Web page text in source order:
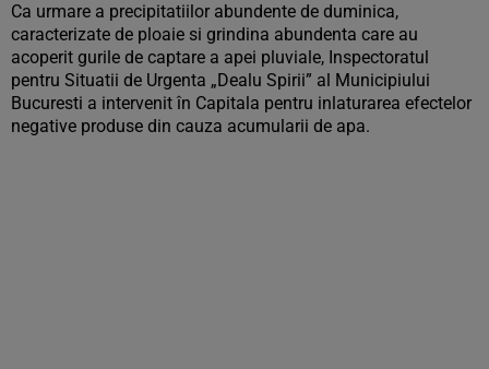
Ca urmare a precipitatiilor abundente de duminica,
caracterizate de ploaie si grindina abundenta care au
acoperit gurile de captare a apei pluviale, Inspectoratul
pentru Situatii de Urgenta „Dealu Spirii” al Municipiului
Bucuresti a intervenit în Capitala pentru inlaturarea efectelor
negative produse din cauza acumularii de apa.